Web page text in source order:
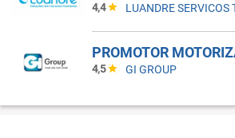
4,4
PROMOTOR
4,5 GI GROUP